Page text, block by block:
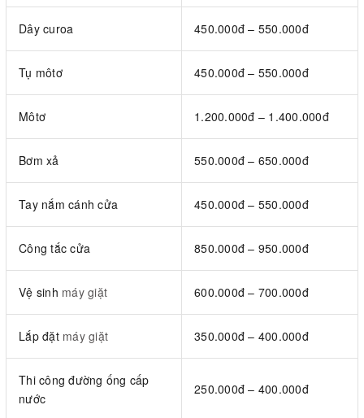
Dây curoa 450.000đ – 550.000đ
Tụ môtơ 450.000đ – 550.000đ
Môtơ 1.200.000đ – 1.400.000đ
Bơm xả 550.000đ – 650.000đ
Tay nắm cánh cửa 450.000đ – 550.000đ
Công tắc cửa 850.000đ – 950.000đ
Vệ sinh máy giặt 600.000đ – 700.000đ
Lắp đặt máy giặt 350.000đ – 400.000đ
Thi công đường ống cấp
nước
250.000đ – 400.000đ